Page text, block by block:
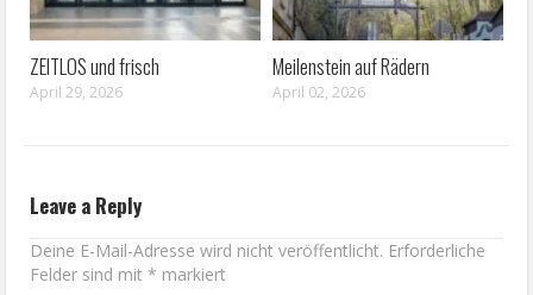
ZEITLOS und frisch
April 29, 2026
Meilenstein auf Rädern
April 02, 2026
Leave a Reply
Deine E-Mail-Adresse wird nicht veröffentlicht. Erforderliche
Felder sind mit* markiert